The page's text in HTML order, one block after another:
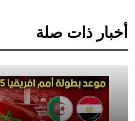
أخبار ذات صلة